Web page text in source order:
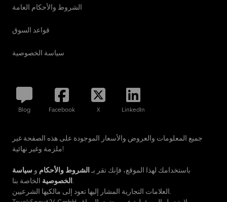
الشروط والأحكام العامة
قواعد السوق
سياسة الخصوصية
Blog Facebook X LinkedIn
جميع المعلومات والعروض والأسعار الموجودة على هذه الصفحة غير
ملزمة وغير نهائية!
باستخدامك لهذا الموقع، فإنك تقر بـ الشروط والأحكام و سياسة
الخصوصيةالخاصة بنا.
العلامات التجارية المشار إليها تعود إلى مالكيها الشرعيين.